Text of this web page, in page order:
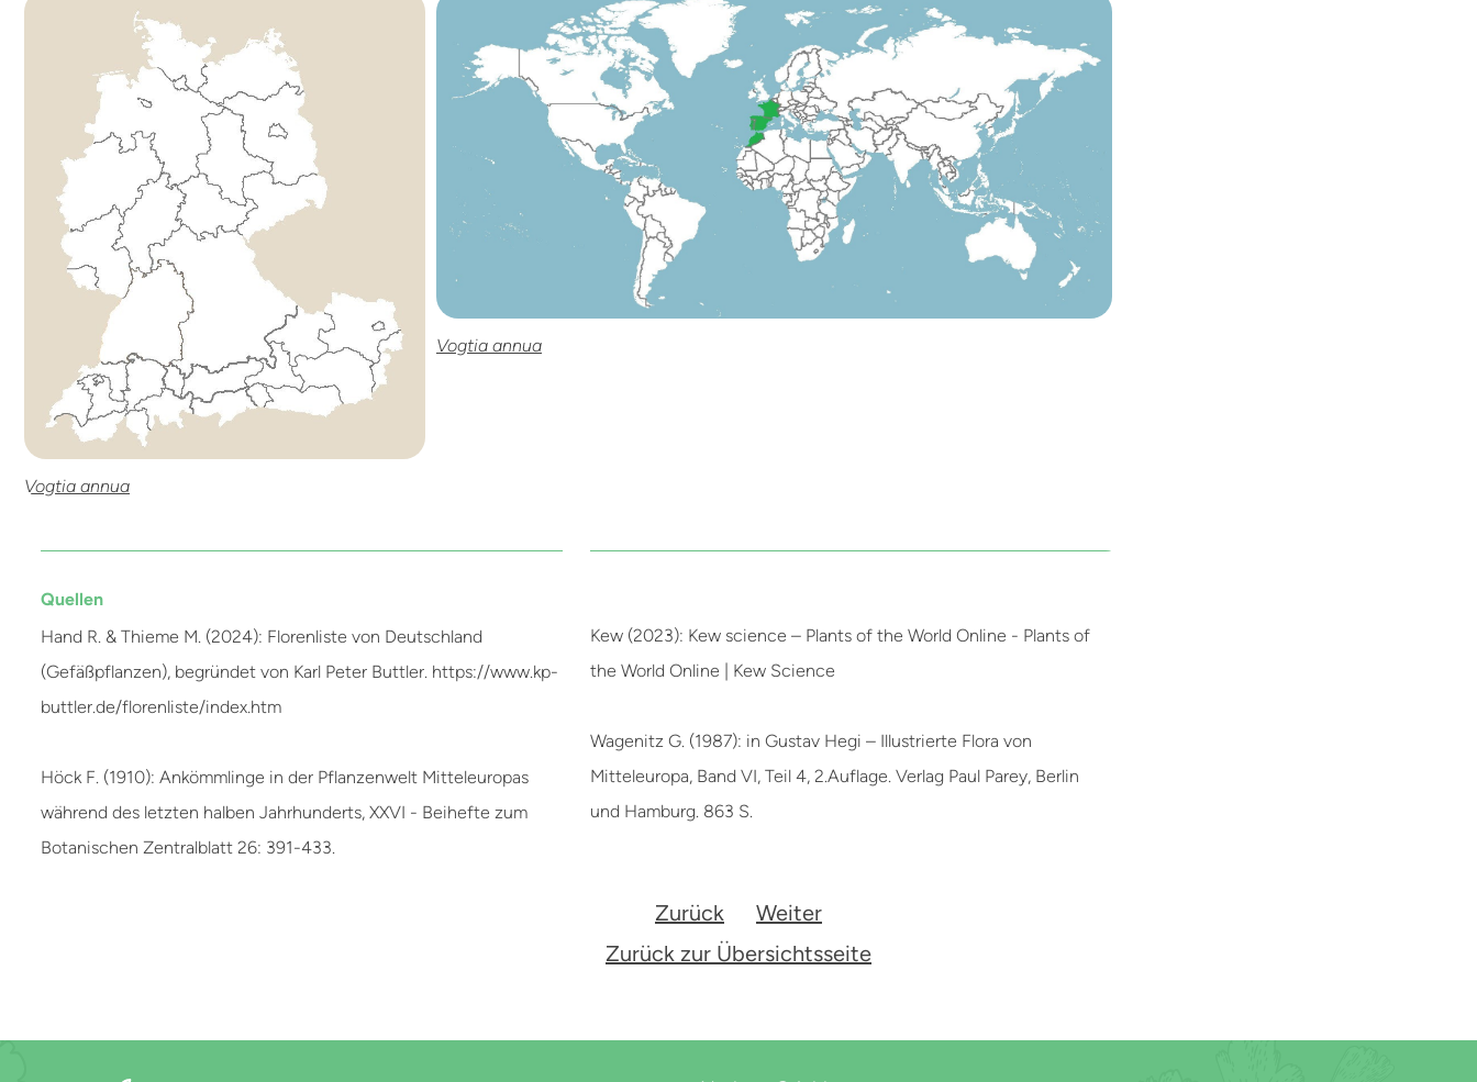
Vogtia annua
Vogtia annua
Quellen
Hand R. & Thieme M. (2024): Florenliste von Deutschland
(Gefäßpflanzen), begründet von Karl Peter Buttler. https://www.kp-
buttler.de/florenliste/index.htm
Höck F. (1910): Ankömmlinge in der Pflanzenwelt Mitteleuropas
während des letzten halben Jahrhunderts, XXVI - Beihefte zum
Botanischen Zentralblatt 26: 391-433.
Kew (2023): Kew science – Plants of the World Online - Plants of
the World Online | Kew Science
Wagenitz G. (1987): in Gustav Hegi – Illustrierte Flora von
Mitteleuropa, Band VI, Teil 4, 2.Auflage. Verlag Paul Parey, Berlin
und Hamburg. 863 S.
Zurück
Weiter
Zurück zur Übersichtsseite